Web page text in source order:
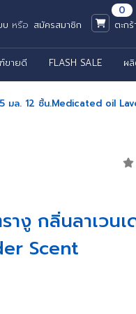
บ หรือ สมัครสมาชิก
0
ตะกร้
ขายดี FLASH SALE ผ
มล. 12 ชิ้น.Medicated oil
งู กลิ่นลาเวนเ
Scent